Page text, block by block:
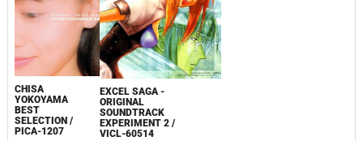
CHISA
YOKOYAMA
BEST
SELECTION /
PICA-1207
EXCEL SAGA -
ORIGINAL
SOUNDTRACK
EXPERIMENT 2 /
VICL-60514